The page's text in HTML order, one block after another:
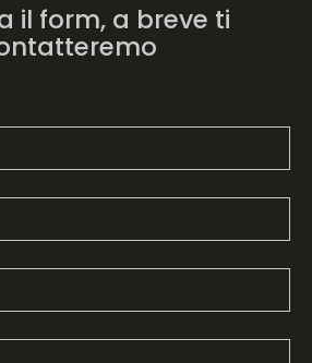
il form, a breve ti